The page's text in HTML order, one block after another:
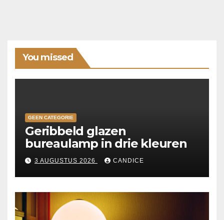
You missed
GEEN CATEGORIE
Geribbeld glazen
bureaulamp in drie kleuren
3 AUGUSTUS 2026 CANDICE